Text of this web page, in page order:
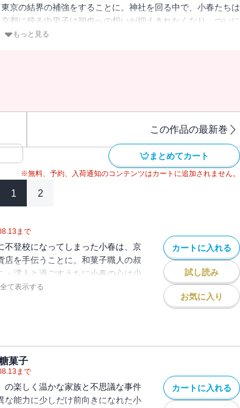
京の結界の補強をすることに。神社を回る中で、小春たちは
都に残る由里子は朔也への想いが抑えきれなくなり、ついに
が吹き荒れる、波瀾万丈のシリーズ第10弾！
もっと見る
この作品の最新巻
まとめてカート
※無料、予約、入荷通知のコンテンツはカートに追加されません。
1 2
まで
不登校になってしまった小春は、京
店を手伝うことに。和菓子職人の叔
・澪人と過ごすうちに小春の心は少
・。
全て表示する
カートに入れる
試し読み
お気に入り
菓子
まで
の楽しく温かな家族と不思議な事件
な能力に少しだけ前向きになれた小
カートに入れる